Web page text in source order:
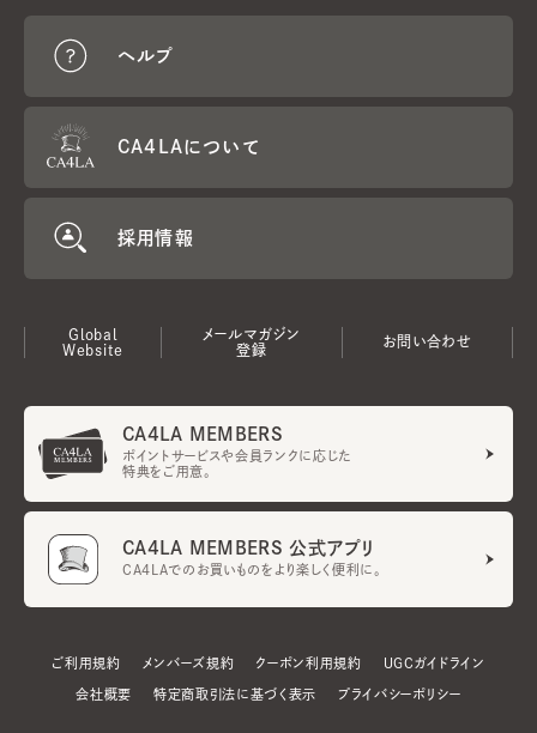
ヘルプ
CA4LAについて
採用情報
Global
Website
メールマガジン
登録
お問い合わせ
CA4LA MEMBERS
ポイントサービスや会員ランクに応じた
特典をご用意。
CA4LA MEMBERS 公式アプリ
CA4LAでのお買いものをより楽しく便利に。
ご利用規約 メンバーズ規約 クーポン利用規約 UGCガイドライン
会社概要 特定商取引法に基づく表示 プライバシーポリシー